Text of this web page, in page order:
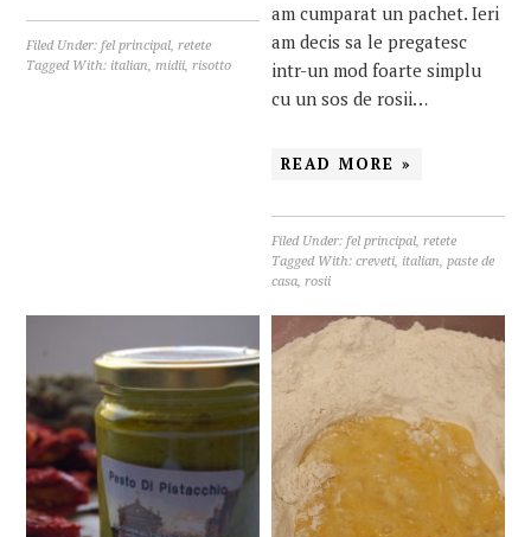
Filed Under:fel principal,retete
Tagged With: italian,midii,risotto
am cumparat un pachet. Ieri
am decis sa le pregatesc
intr-un mod foarte simplu
cu un sos de rosii…
READ MORE »
Filed Under:fel principal,retete
Tagged With:creveti, italian,paste de
casa,rosii